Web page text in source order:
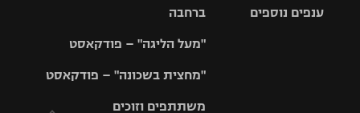
ברחבה
"מעל הליגה" – פודקאסט
"מחצית בשכונה" – פודקאסט
משתתפים וזוכים
גביע הטוטו
ליגה
סל
ענפים נוספים